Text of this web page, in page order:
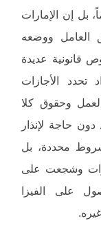
بل إن الإمارات
العامل ووضعه
قانونية عديدة
الأجازات
وحقوق كلا
حاجة لإنذار
محددة، بل
وشجعت على
على الفيزا